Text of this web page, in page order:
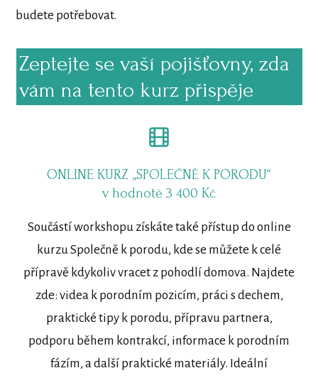
budete potřebovat.
Zeptejte se vaší pojišťovny, zda
vám na tento kurz přispěje
ONLINE KURZ „SPOLEČNĚ K PORODU“
v hodnotě 3 400 Kč
Součástí workshopu získáte také přístup do online
kurzu Společně k porodu, kde se můžete k celé
přípravě kdykoliv vracet z pohodlí domova. Najdete
zde: videa k porodním pozicím, práci s dechem,
praktické tipy k porodu, přípravu partnera,
podporu během kontrakcí, informace k porodním
fázím, a další praktické materiály. Ideální